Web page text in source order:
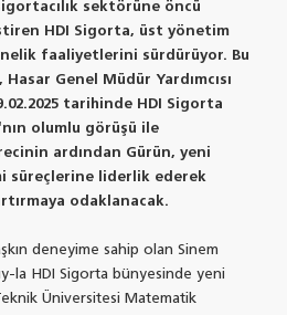
sektörüne öncü
HDI Sigorta, üst yönetim
faaliyetlerini sürdürüyor. Bu
Genel Müdür Yardımcısı
tarihinde HDI Sigorta
olumlu görüşü ile
ardından Gürün, yeni
süreçlerine liderlik ederek
odaklanacak.
deneyime sahip olan Sinem
la HDI Sigorta bünyesinde yeni
Üniversitesi Matematik